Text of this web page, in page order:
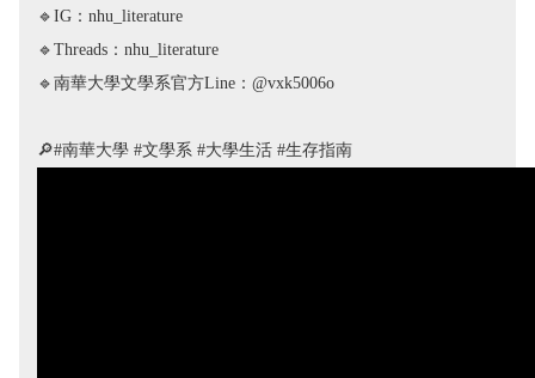
🔹IG：nhu_literature
🔹Threads：nhu_literature
🔹南華大學文學系官方Line：@vxk5006o
🔎#南華大學​ #文學系​ #大學生活​ #生存指南​